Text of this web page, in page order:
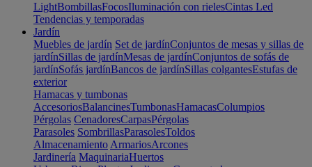
LightBombillasFocosIluminación con rielesCintas Led
Tendencias y temporadas
Jardín
Muebles de jardín Set de jardínConjuntos de mesas y sillas de
jardínSillas de jardínMesas de jardínConjuntos de sofás de
jardínSofás jardínBancos de jardínSillas colgantesEstufas de
exterior
Hamacas y tumbonas
AccesoriosBalancinesTumbonasHamacasColumpios
Pérgolas CenadoresCarpasPérgolas
Parasoles SombrillasParasolesToldos
Almacenamiento ArmariosArcones
Jardinería MaquinariaHuertos